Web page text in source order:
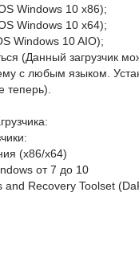
Windows 10 x86);
Windows 10 x64);
Windows 10 AIO);
(Данный загрузчик
с любым языком.
теперь).
(х86/x64)
от 7 до 10
and Recovery Toolset